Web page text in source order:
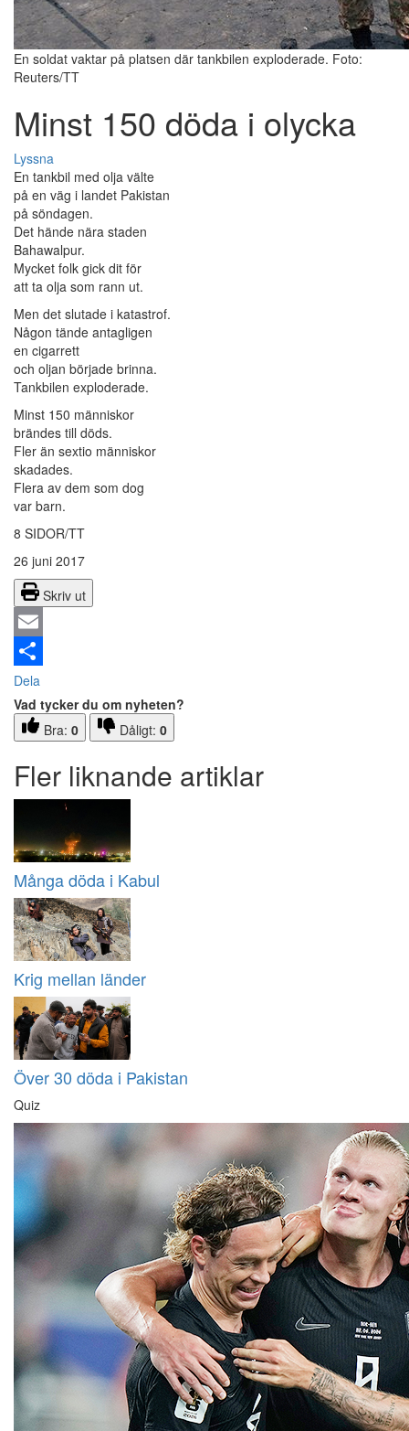
En soldat vaktar på platsen där tankbilen exploderade. Foto:
Reuters/TT
Minst 150 döda i olycka
Lyssna
En tankbil med olja välte
på en väg i landet Pakistan
på söndagen.
Det hände nära staden
Bahawalpur.
Mycket folk gick dit för
att ta olja som rann ut.
Men det slutade i katastrof.
Någon tände antagligen
en cigarrett
och oljan började brinna.
Tankbilen exploderade.
Minst 150 människor
brändes till döds.
Fler än sextio människor
skadades.
Flera av dem som dog
var barn.
8 SIDOR/TT
26 juni 2017
Skriv ut
Email
Dela
Vad tycker du om nyheten?
Bra: 0 Dåligt: 0
Fler liknande artiklar
Många döda i Kabul
Krig mellan länder
Över 30 döda i Pakistan
Quiz